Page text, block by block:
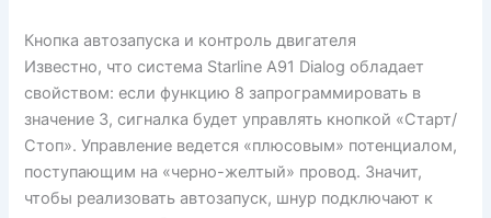
Кнопка автозапуска и контроль двигателя
Известно, что система Starline A91 Dialog обладает
свойством: если функцию 8 запрограммировать в
значение 3, сигналка будет управлять кнопкой «Старт/
Стоп». Управление ведется «плюсовым» потенциалом,
поступающим на «черно-желтый» провод. Значит,
чтобы реализовать автозапуск, шнур подключают к